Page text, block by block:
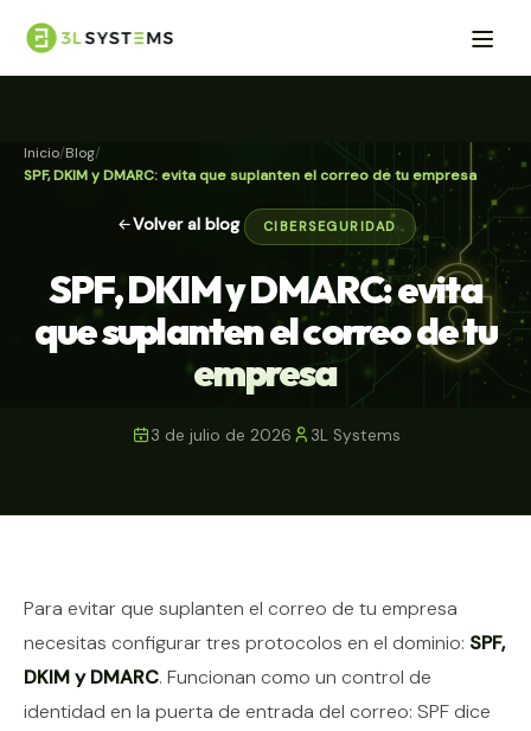
Inicio Blog
SPF, DKIM y DMARC: evita que suplanten el correo de tu empresa
Volver al blog CIBERSEGURIDAD
SPF, DKIM y DMARC: evita
que suplanten el correo de tu
empresa
3 de julio de 2026 3L Systems
Contenido del artículo
Para evitar que suplanten el correo de tu empresa
necesitas configurar tres protocolos en el dominio: SPF,
DKIM y DMARC. Funcionan como un control de
identidad en la puerta de entrada del correo: SPF dice